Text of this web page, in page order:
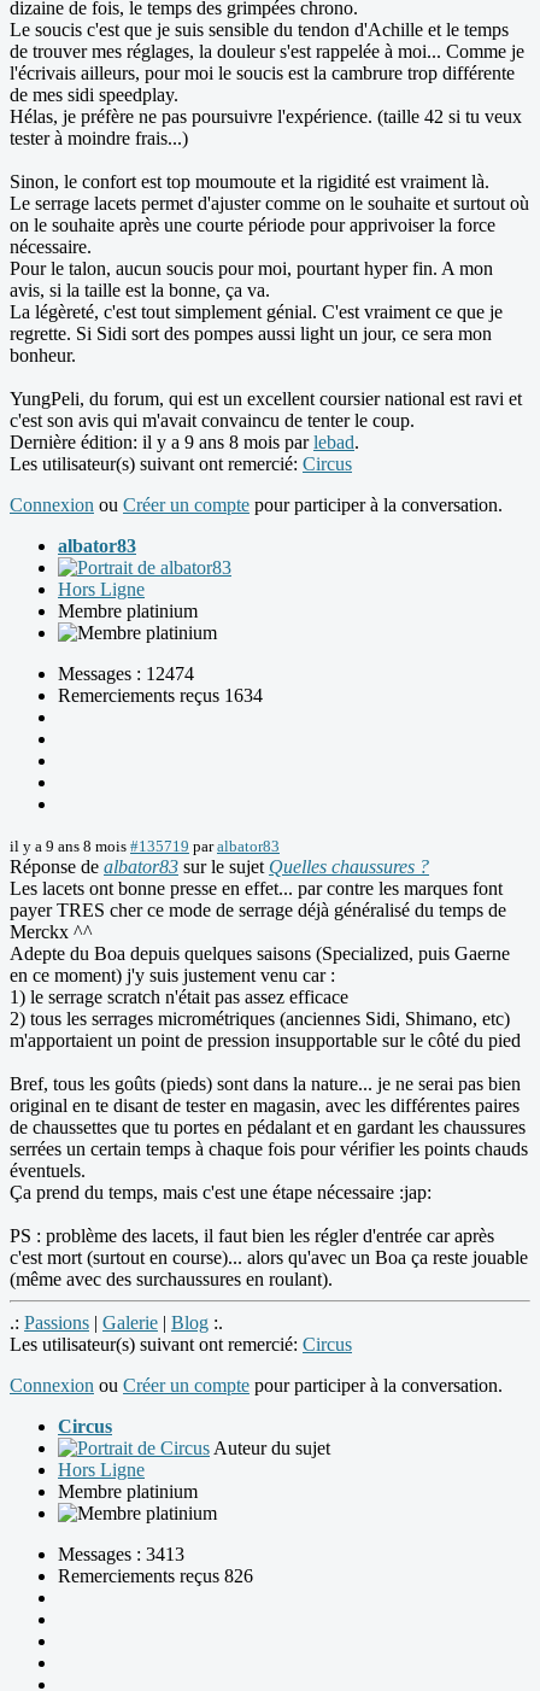
dizaine de fois, le temps des grimpées chrono.
Le soucis c'est que je suis sensible du tendon d'Achille et le temps
de trouver mes réglages, la douleur s'est rappelée à moi... Comme je
l'écrivais ailleurs, pour moi le soucis est la cambrure trop différente
de mes sidi speedplay.
Hélas, je préfère ne pas poursuivre l'expérience. (taille 42 si tu veux
tester à moindre frais...)
Sinon, le confort est top moumoute et la rigidité est vraiment là.
Le serrage lacets permet d'ajuster comme on le souhaite et surtout où
on le souhaite après une courte période pour apprivoiser la force
nécessaire.
Pour le talon, aucun soucis pour moi, pourtant hyper fin. A mon
avis, si la taille est la bonne, ça va.
La légèreté, c'est tout simplement génial. C'est vraiment ce que je
regrette. Si Sidi sort des pompes aussi light un jour, ce sera mon
bonheur.
YungPeli, du forum, qui est un excellent coursier national est ravi et
c'est son avis qui m'avait convaincu de tenter le coup.
Dernière édition: il y a 9 ans 8 mois parlebad.
Les utilisateur(s) suivant ont remercié: Circus
Connexion ou Créer un compte pour participer à la conversation.
albator83
Hors Ligne
Membre platinium
Messages : 12474
Remerciements reçus 1634
il y a 9 ans 8 mois #135719 paralbator83
Réponse de albator83 sur le sujet Quelles chaussures ?
Les lacets ont bonne presse en effet... par contre les marques font
payer TRES cher ce mode de serrage déjà généralisé du temps de
Merckx ^^
Adepte du Boa depuis quelques saisons (Specialized, puis Gaerne
en ce moment) j'y suis justement venu car :
1) le serrage scratch n'était pas assez efficace
2) tous les serrages micrométriques (anciennes Sidi, Shimano, etc)
m'apportaient un point de pression insupportable sur le côté du pied
Bref, tous les goûts (pieds) sont dans la nature... je ne serai pas bien
original en te disant de tester en magasin, avec les différentes paires
de chaussettes que tu portes en pédalant et en gardant les chaussures
serrées un certain temps à chaque fois pour vérifier les points chauds
éventuels.
Ça prend du temps, mais c'est une étape nécessaire :jap:
PS : problème des lacets, il faut bien les régler d'entrée car après
c'est mort (surtout en course)... alors qu'avec un Boa ça reste jouable
(même avec des surchaussures en roulant).
.: Passions | Galerie | Blog :.
Les utilisateur(s) suivant ont remercié: Circus
Connexion ou Créer un compte pour participer à la conversation.
Circus
Auteur du sujet
Hors Ligne
Membre platinium
Messages : 3413
Remerciements reçus 826